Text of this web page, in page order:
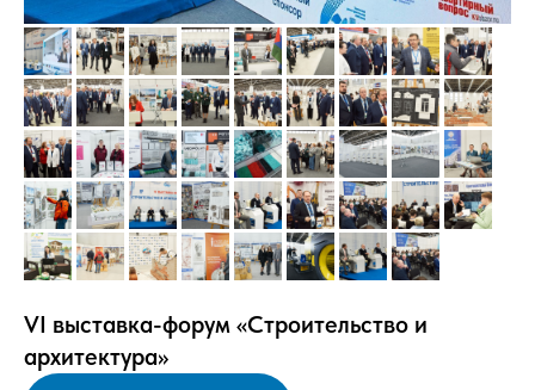
VI выставка-форум «Строительство и
архитектура»